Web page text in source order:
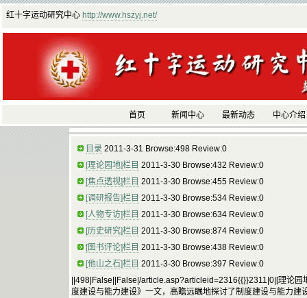
红十字运动研究中心 http://www.hszyj.net/
首页 新闻中心 最新动态 中心介绍
目录 2011-3-31 Browse:498 Review:0
[理论园地]栏目 2011-3-30 Browse:432 Review:0
[焦点透视]栏目 2011-3-30 Browse:455 Review:0
[调研报告]栏目 2011-3-30 Browse:534 Review:0
[人物专访]栏目 2011-3-30 Browse:634 Review:0
[历史研究]栏目 2011-3-30 Browse:874 Review:0
[图书评论]栏目 2011-3-30 Browse:438 Review:0
[他山之石]栏目 2011-3-30 Browse:397 Review:0
||498|False||False|/article.asp?articleid=2316{{}}2311|0|[理论
度建设与能力建设》一文，高瞻远瞩地探讨了制度建设与能力建